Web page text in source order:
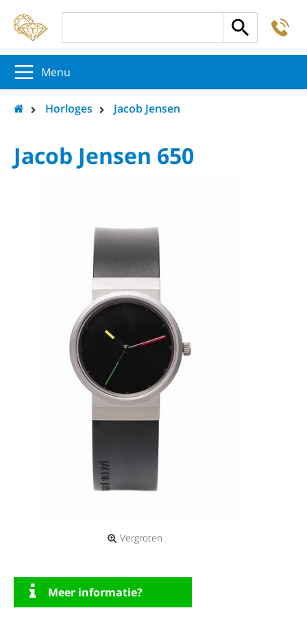
Menu
Horloges Jacob Jensen
Jacob Jensen 650
Vergroten
Meer informatie?